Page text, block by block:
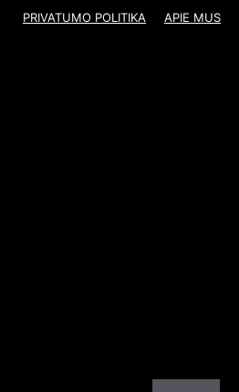
PRIVATUMO POLITIKA APIE MUS